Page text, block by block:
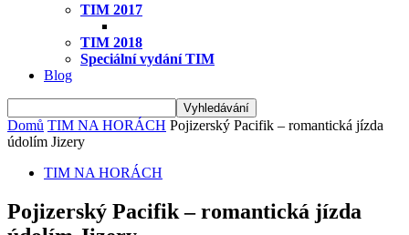
TIM 2017
TIM 2018
Speciální vydání TIM
Blog
Domů TIM NA HORÁCH Pojizerský Pacifik – romantická jízda
údolím Jizery
TIM NA HORÁCH
Pojizerský Pacifik – romantická jízda